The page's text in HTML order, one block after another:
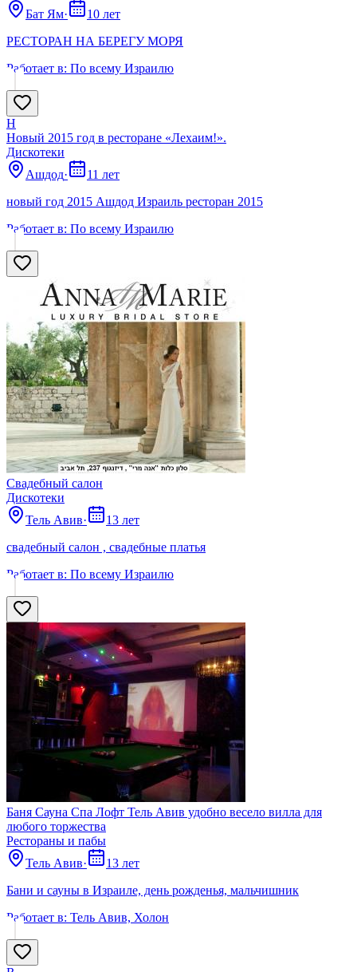
Бат Ям·
10 лет
РЕСТОРАН НА БЕРЕГУ МОРЯ
Работает в: По всему Израилю
Н
Новый 2015 год в ресторане «Лехаим!».
Дискотеки
Ашдод·
11 лет
новый год 2015 Ашдод Израиль ресторан 2015
Работает в: По всему Израилю
Свадебный салон
Дискотеки
Тель Авив·
13 лет
свадебный салон , свадебные платья
Работает в: По всему Израилю
Баня Сауна Спа Лофт Тель Авив удобно весело вилла для
любого торжества
Рестораны и пабы
Тель Авив·
13 лет
Бани и сауны в Израиле, день рожденья, мальчишник
Работает в: Тель Авив, Холон